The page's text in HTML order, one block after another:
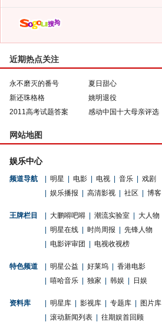
近期热点关注
永不磨灭的番号 夏日甜心
新还珠格格
姚明退役
2011高考试题答案
感动中国十大母亲评选
网站地图
娱乐中心
频道导航 明星 电影 电视 音乐
戏剧
娱乐播报 高清影视 社区 博客
王牌栏目 大鹏嘚吧嘚 潮流实验室
大人物
明星在线 时尚周报
先锋人物
电影评审团 电视收视榜
特色频道 明星公益 好莱坞
香港电影
嘻哈音乐 独家 韩娱 日娱
资料库 明星库 影视库 专题库
图片库
滚动新闻列表 往期娱首回顾